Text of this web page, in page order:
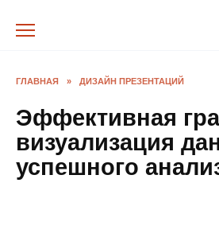
ГЛАВНАЯ » ДИЗАЙН ПРЕЗЕНТАЦИЙ
Эффективная
визуализация
успешного